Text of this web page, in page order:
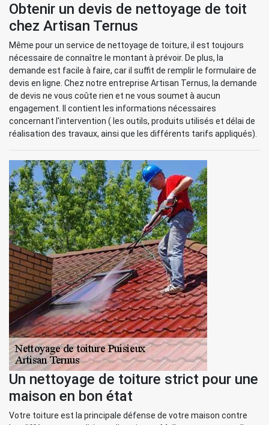
Obtenir un devis de nettoyage de toit
chez Artisan Ternus
Même pour un service de nettoyage de toiture, il est toujours
nécessaire de connaître le montant à prévoir. De plus, la
demande est facile à faire, car il suffit de remplir le formulaire de
devis en ligne. Chez notre entreprise Artisan Ternus, la demande
de devis ne vous coûte rien et ne vous soumet à aucun
engagement. Il contient les informations nécessaires
concernant l'intervention ( les outils, produits utilisés et délai de
réalisation des travaux, ainsi que les différents tarifs appliqués).
Un nettoyage de toiture strict pour une
maison en bon état
Votre toiture est la principale défense de votre maison contre